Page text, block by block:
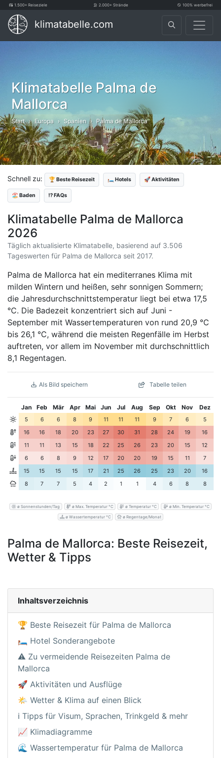
1.500+ Reiseziele 2.000+ Strände 100% werbefrei
klimatabelle.com
Klimatabelle Palma de
Mallorca
Start Europa Spanien Palma de Mallorca
Schnell zu: 🏆 Beste Reisezeit 🛏️ Hotels 🚀 Aktivitäten
🏖️ Baden ⁉️ FAQs
Klimatabelle Palma de Mallorca
2026
Täglich aktualisierte Klimatabelle, basierend auf 3.506
Tageswerten für Palma de Mallorca seit 2017.
Palma de Mallorca hat ein mediterranes Klima mit
milden Wintern und heißen, sehr sonnigen Sommern;
die Jahresdurchschnittstemperatur liegt bei etwa 17,5
°C. Die Badezeit konzentriert sich auf Juni -
September mit Wassertemperaturen von rund 20,9 °C
bis 26,1 °C, während die meisten Regenfälle im Herbst
auftreten, vor allem im November mit durchschnittlich
8,1 Regentagen.
Als Bild speichern Tabelle teilen
Jan Feb Mär Apr Mai Jun Jul Aug Sep Okt Nov Dez
5 6 6 8 9 11 11 11 9 7 6
5
16
16 18 20 23 27 30 31 28 24 19
16
11
11 13 15 18 22 25 26 23 20 15
12
6
6 8 9 12 17 20 20 19 15 11
7
15
15 15 15 17 21 25 26 25 23 20
16
8
7 7 5 4 2 1 1 4 6 8 8
ø Sonnenstunden/Tag ø Max. Temperatur °C ø Temperatur °C ø Min. Temperatur °C
ø Wassertemperatur °C ø Regentage/Monat
Palma de Mallorca: Beste Reisezeit,
Wetter & Tipps
Inhaltsverzeichnis
🏆 Beste Reisezeit für Palma de Mallorca
🛏️ Hotel Sonderangebote
⚠️ Zu vermeidende Reisezeiten Palma de
Mallorca
🚀 Aktivitäten und Ausflüge
🌤️ Wetter & Klima auf einen Blick
ℹ️ Tipps für Visum, Sprachen, Trinkgeld & mehr
📈 Klimadiagramme
🌊 Wassertemperatur für Palma de Mallorca